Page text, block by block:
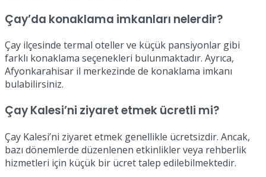
Çay’da konaklama imkanları nelerdir?
Çay ilçesinde termal oteller ve küçük pansiyonlar gibi
farklı konaklama seçenekleri bulunmaktadır. Ayrıca,
Afyonkarahisar il merkezinde de konaklama imkanı
bulabilirsiniz.
Çay Kalesi’ni ziyaret etmek ücretli mi?
Çay Kalesi’ni ziyaret etmek genellikle ücretsizdir. Ancak,
bazı dönemlerde düzenlenen etkinlikler veya rehberlik
hizmetleri için küçük bir ücret talep edilebilmektedir.